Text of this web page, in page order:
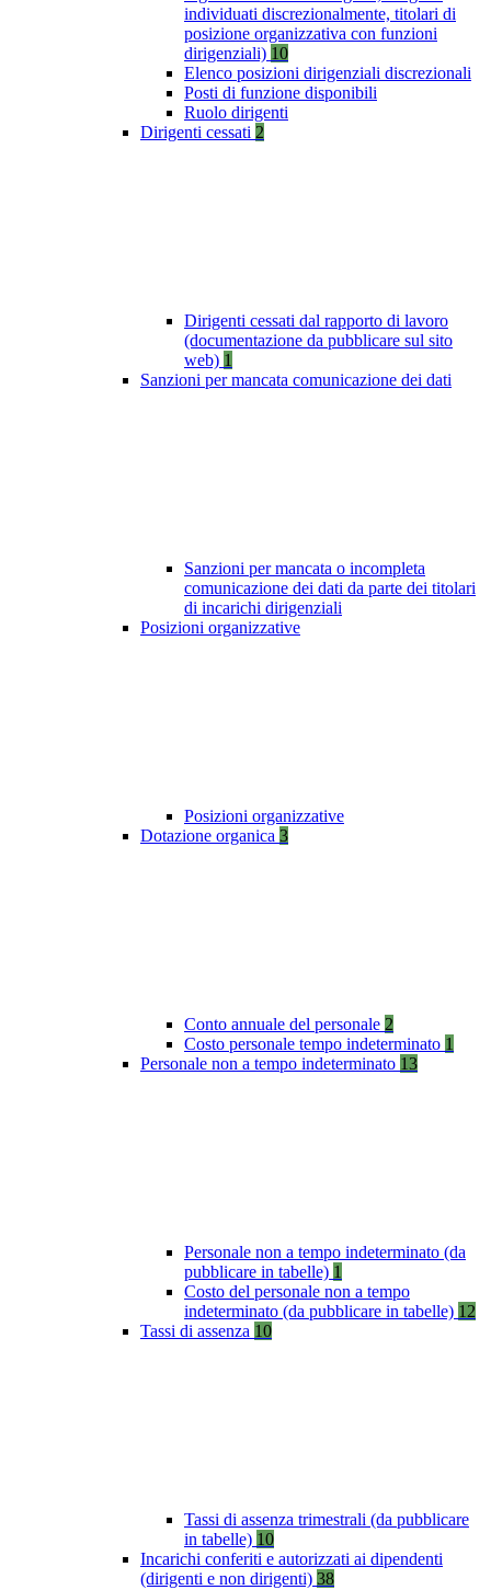
individuati discrezionalmente, titolari di
posizione organizzativa con funzioni
dirigenziali) 10
Elenco posizioni dirigenziali discrezionali
Posti di funzione disponibili
Ruolo dirigenti
Dirigenti cessati 2
Dirigenti cessati dal rapporto di lavoro
(documentazione da pubblicare sul sito
web) 1
Sanzioni per mancata comunicazione dei dati
Sanzioni per mancata o incompleta
comunicazione dei dati da parte dei titolari
di incarichi dirigenziali
Posizioni organizzative
Posizioni organizzative
Dotazione organica 3
Conto annuale del personale 2
Costo personale tempo indeterminato 1
Personale non a tempo indeterminato 13
Personale non a tempo indeterminato (da
pubblicare in tabelle) 1
Costo del personale non a tempo
indeterminato (da pubblicare in tabelle) 12
Tassi di assenza 10
Tassi di assenza trimestrali (da pubblicare
in tabelle) 10
Incarichi conferiti e autorizzati ai dipendenti
(dirigenti e non dirigenti) 38